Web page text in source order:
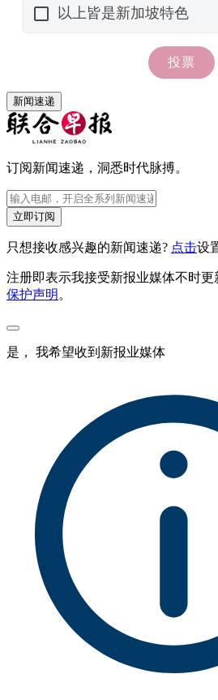
新闻速递
订阅新闻速递，洞悉时代脉搏。
立即订阅
只想接收感兴趣的新闻速递? 点击设
注册即表示我接受新报业媒体不时更
保护声明 。
是， 我希望收到新报业媒体